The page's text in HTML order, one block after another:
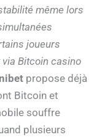
même lors
joueurs
via Bitcoin casino
propose déjà
Bitcoin et
souffre
plusieurs